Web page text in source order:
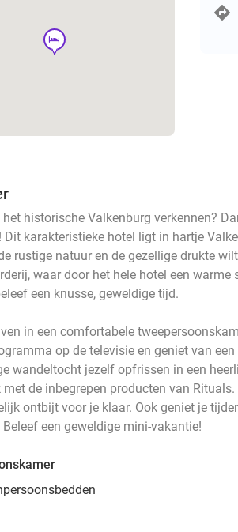
hotel
historische Valkenburg verkennen?
Dit karakteristieke hotel ligt in hartje
rustige natuur en de gezellige drukte
waar door het hele hotel een
een knusse, geweldige tijd.
in een comfortabele
op de televisie en geniet van
wandeltocht jezelf opfrissen in een
de inbegrepen producten van
ontbijt voor je klaar. Ook geniet je
een geweldige mini-vakantie!